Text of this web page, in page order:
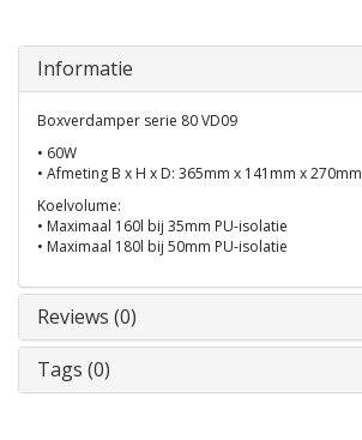
Informatie
Boxverdamper serie 80 VD09
• 60W
• Afmeting B x H x D: 365mm x 141mm x 270mm
Koelvolume:
• Maximaal 160l bij 35mm PU-isolatie
• Maximaal 180l bij 50mm PU-isolatie
Reviews (0)
Tags (0)